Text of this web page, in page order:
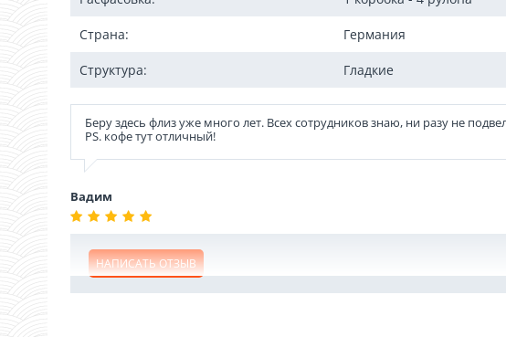
Страна: Германия
Структура: Гладкие
Беру здесь флиз уже много лет. Всех сотрудников знаю, ни разу не
PS. кофе тут отличный!
Вадим
НАПИСАТЬ ОТЗЫВ